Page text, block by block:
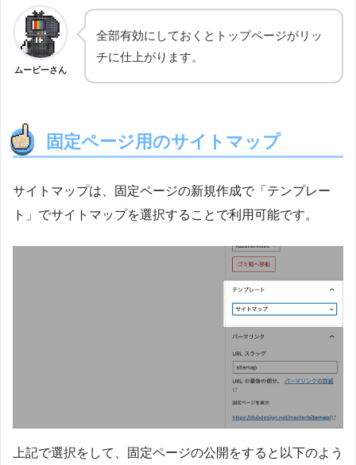
ムービーさん
全部有効にしておくとトップページがリッ
チに仕上がります。
固定ページ用のサイトマップ
サイトマップは、固定ページの新規作成で「テンプレー
ト」でサイトマップを選択することで利用可能です。
上記で選択をして、固定ページの公開をすると以下のよう